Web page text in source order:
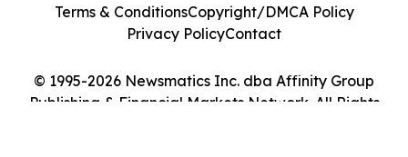
© 1995-2026 Newsmatics Inc. dba Affinity Group
Publishing & Financial Markets Network. All Rights
Terms & ConditionsCopyright/DMCA Policy
Privacy PolicyContact